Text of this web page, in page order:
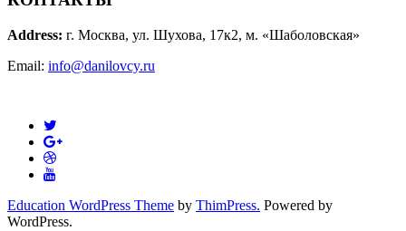
Address: г. Москва, ул. Шухова, 17к2, м. «Шаболовская»
Email: info@danilovcy.ru
Education WordPress Theme by ThimPress. Powered by
WordPress.